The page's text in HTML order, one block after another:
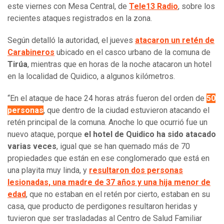
este viernes con Mesa Central, de Tele13 Radio, sobre los
recientes ataques registrados en la zona.
Según detalló la autoridad, el jueves atacaron un retén de
Carabineros ubicado en el casco urbano de la comuna de
Tirúa, mientras que en horas de la noche atacaron un hotel
en la localidad de Quidico, a algunos kilómetros.
“En el ataque de hace 24 horas atrás fueron del orden de 50
personas, que dentro de la ciudad estuvieron atacando el
retén principal de la comuna. Anoche lo que ocurrió fue un
nuevo ataque, porque el hotel de Quidico ha sido atacado
varias veces, igual que se han quemado más de 70
propiedades que están en ese conglomerado que está en
una playita muy linda, y resultaron dos personas
lesionadas, una madre de 37 años y una hija menor de
edad, que no estaban en el retén por cierto, estaban en su
casa, que producto de perdigones resultaron heridas y
tuvieron que ser trasladadas al Centro de Salud Familiar